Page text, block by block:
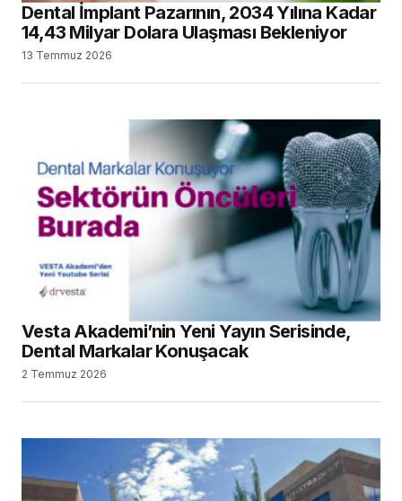
Dental İmplant Pazarının, 2034 Yılına Kadar
14,43 Milyar Dolara Ulaşması Bekleniyor
13 Temmuz 2026
Vesta Akademi’nin Yeni Yayın Serisinde,
Dental Markalar Konuşacak
2 Temmuz 2026